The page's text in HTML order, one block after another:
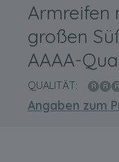
Armreifen
großen
AAAA-
QUALITÄT:
Angaben zum